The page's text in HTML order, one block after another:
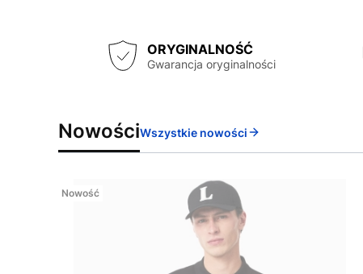
ORYGINALNOŚĆ
Gwarancja oryginalności
NowościWszystkie nowości
Nowość